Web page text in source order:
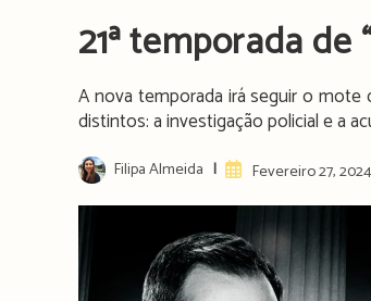
21ª temporada
A nova temporada irá seguir o
distintos: a investigação policial e a
Post
author:
Filipa Almeida
ArtigoFevereiro 27,